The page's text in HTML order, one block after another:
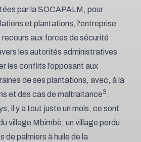
par la SOCAPALM, pour
et plantations, l'entreprise
aux forces de sécurité
les autorités administratives
les conflits l’opposant aux
de ses plantations, avec, à la
et des cas de maltraitance3 .
il y a tout juste un mois, ce sont
village Mbimbè, un village perdu
de palmiers à huile de la